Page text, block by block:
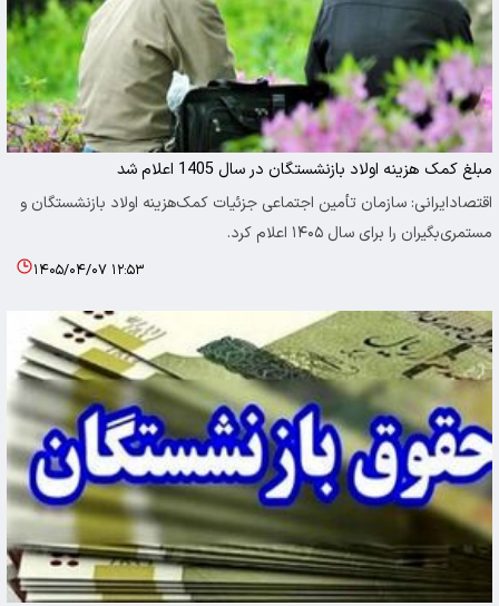
مبلغ کمک‌ هزینه اولاد بازنشستگان در سال 1405 اعلام شد
اقتصادایرانی: سازمان تأمین اجتماعی جزئیات کمک‌هزینه اولاد بازنشستگان و
مستمری‌بگیران را برای سال ۱۴۰۵ اعلام کرد.
۱۴۰۵/۰۴/۰۷ ۱۲:۵۳